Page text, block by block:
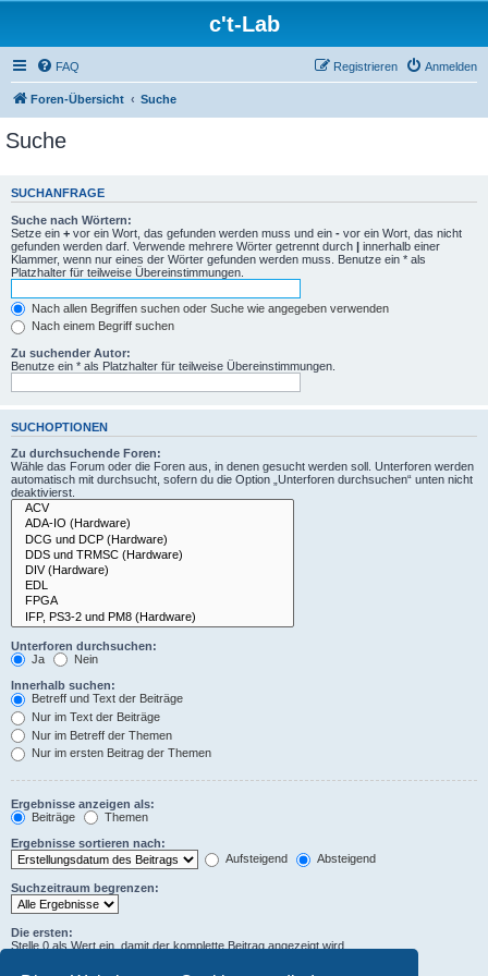
c't-Lab
FAQ Anmelden
Registrieren
Foren-Übersicht Suche
Suche
SUCHANFRAGE
Suche nach Wörtern:
Setze ein + vor ein Wort, das gefunden werden muss und ein - vor ein Wort, das nicht
gefunden werden darf. Verwende mehrere Wörter getrennt durch | innerhalb einer
Klammer, wenn nur eines der Wörter gefunden werden muss. Benutze ein * als
Platzhalter für teilweise Übereinstimmungen.
Nach allen Begriffen suchen oder Suche wie angegeben verwenden
Nach einem Begriff suchen
Zu suchender Autor:
Benutze ein * als Platzhalter für teilweise Übereinstimmungen.
SUCHOPTIONEN
Zu durchsuchende Foren:
Wähle das Forum oder die Foren aus, in denen gesucht werden soll. Unterforen werden
automatisch mit durchsucht, sofern du die Option „Unterforen durchsuchen“ unten nicht
deaktivierst.
Unterforen durchsuchen:
Ja
Nein
Innerhalb suchen:
Betreff und Text der Beiträge
Nur im Text der Beiträge
Nur im Betreff der Themen
Nur im ersten Beitrag der Themen
Ergebnisse anzeigen als:
Beiträge
Themen
Ergebnisse sortieren nach:
Aufsteigend
Absteigend
Suchzeitraum begrenzen:
Die ersten:
Stelle 0 als Wert ein, damit der komplette Beitrag angezeigt wird.